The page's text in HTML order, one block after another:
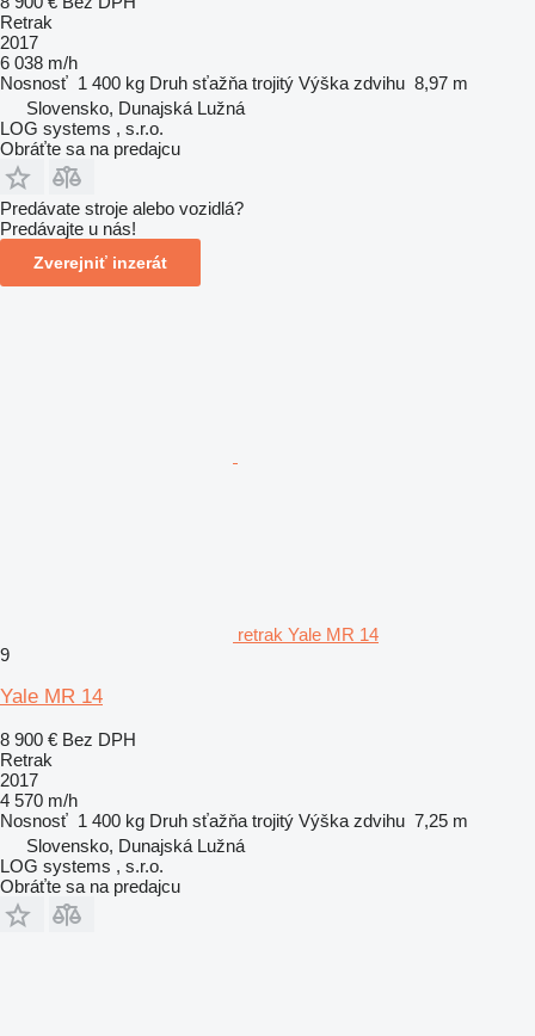
Retrak
2017
6 038 m/h
Nosnosť 1 400 kg Druh sťažňa trojitý Výška zdvihu 8,97 m
Slovensko, Dunajská Lužná
LOG systems , s.r.o.
Obráťte sa na predajcu
Predávate stroje alebo vozidlá?
Predávajte u nás!
Zverejniť inzerát
retrak Yale MR 14
9
Yale MR 14
8 900 € Bez DPH
Retrak
2017
4 570 m/h
Nosnosť 1 400 kg Druh sťažňa trojitý Výška zdvihu 7,25 m
Slovensko, Dunajská Lužná
LOG systems , s.r.o.
Obráťte sa na predajcu